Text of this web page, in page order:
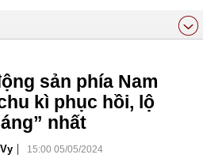
sản phía Nam
kì phục hồi, lộ
nhất
| 15:00 05/05/2024